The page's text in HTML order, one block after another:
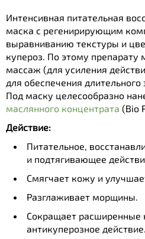
Интенсивная питательная
маска с регенирирующим
выравниванию текстуры и
купероз. По этому препарату
массаж (для усиления
для обеспечения
Под маску целесообразно
маслянного концентрата (Bio
Действие:
Питательное,
и подтягивающее
Смягчает кожу и
Разглаживает морщины.
Сокращает расширенные
антикуперозное действие.